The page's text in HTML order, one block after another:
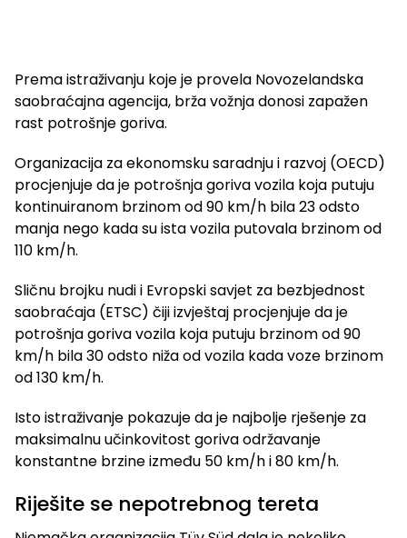
Prema istraživanju koje je provela Novozelandska
saobraćajna agencija, brža vožnja donosi zapažen
rast potrošnje goriva.
Organizacija za ekonomsku saradnju i razvoj (OECD)
procjenjuje da je potrošnja goriva vozila koja putuju
kontinuiranom brzinom od 90 km/h bila 23 odsto
manja nego kada su ista vozila putovala brzinom od
110 km/h.
Sličnu brojku nudi i Evropski savjet za bezbjednost
saobraćaja (ETSC) čiji izvještaj procjenjuje da je
potrošnja goriva vozila koja putuju brzinom od 90
km/h bila 30 odsto niža od vozila kada voze brzinom
od 130 km/h.
Isto istraživanje pokazuje da je najbolje rješenje za
maksimalnu učinkovitost goriva održavanje
konstantne brzine između 50 km/h i 80 km/h.
Riješite se nepotrebnog tereta